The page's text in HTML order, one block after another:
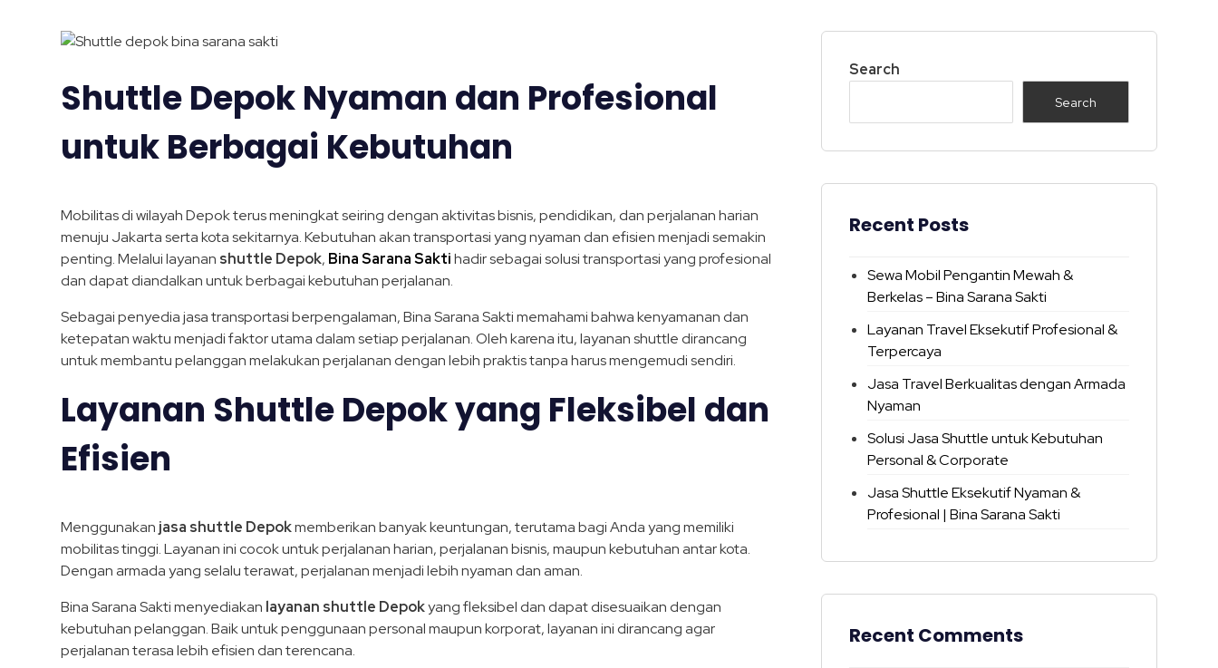
Shuttle Depok Nyaman dan Profesional
untuk Berbagai Kebutuhan
Mobilitas di wilayah Depok terus meningkat seiring dengan aktivitas bisnis, pendidikan, dan perjalanan harian
menuju Jakarta serta kota sekitarnya. Kebutuhan akan transportasi yang nyaman dan efisien menjadi semakin
penting. Melalui layanan shuttle Depok, Bina Sarana Saktihadir sebagai solusi transportasi yang profesional
dan dapat diandalkan untuk berbagai kebutuhan perjalanan.
Sebagai penyedia jasa transportasi berpengalaman, Bina Sarana Sakti memahami bahwa kenyamanan dan
ketepatan waktu menjadi faktor utama dalam setiap perjalanan. Oleh karena itu, layanan shuttle dirancang
untuk membantu pelanggan melakukan perjalanan dengan lebih praktis tanpa harus mengemudi sendiri.
Layanan Shuttle Depok yang Fleksibel dan
Efisien
Menggunakan jasa shuttle Depokmemberikan banyak keuntungan, terutama bagi Anda yang memiliki
mobilitas tinggi. Layanan ini cocok untuk perjalanan harian, perjalanan bisnis, maupun kebutuhan antar kota.
Dengan armada yang selalu terawat, perjalanan menjadi lebih nyaman dan aman.
Bina Sarana Sakti menyediakan layanan shuttle Depokyang fleksibel dan dapat disesuaikan dengan
kebutuhan pelanggan. Baik untuk penggunaan personal maupun korporat, layanan ini dirancang agar
perjalanan terasa lebih efisien dan terencana.
Search
Search
Recent Posts
Sewa Mobil Pengantin Mewah &
Berkelas – Bina Sarana Sakti
Layanan Travel Eksekutif Profesional &
Terpercaya
Jasa Travel Berkualitas dengan Armada
Nyaman
Solusi Jasa Shuttle untuk Kebutuhan
Personal & Corporate
Jasa Shuttle Eksekutif Nyaman &
Profesional | Bina Sarana Sakti
Recent Comments